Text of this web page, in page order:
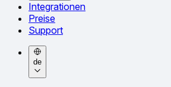
Integrationen
Preise
Support
de